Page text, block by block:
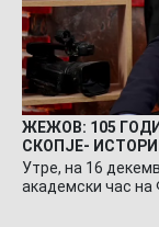
ЖЕЖОВ: 105
СКОПЈЕ-
Утре, на 16
академски час